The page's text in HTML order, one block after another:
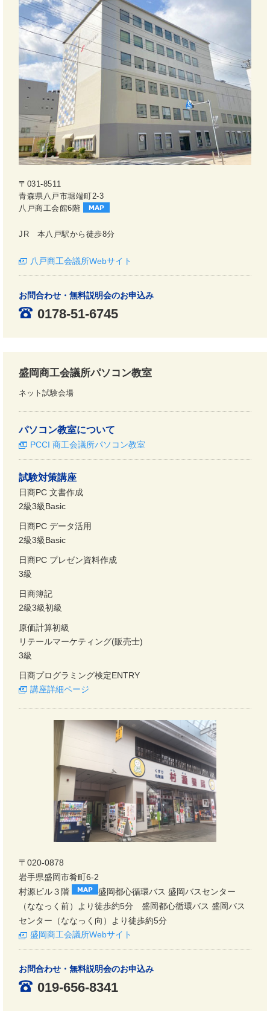
〒031-8511
青森県八戸市堀端町2-3
八戸商工会館6階
JR 本八戸駅から徒歩8分
八戸商工会議所Webサイト
お問合わせ・無料説明会のお申込み
0178-51-6745
盛岡商工会議所パソコン教室
ネット試験会場
パソコン教室について
PCCI 商工会議所パソコン教室
試験対策講座
日商PC 文書作成
2級3級Basic
日商PC データ活用
2級3級Basic
日商PC プレゼン資料作成
3級
日商簿記
2級3級初級
原価計算初級
リテールマーケティング(販売士)
3級
日商プログラミング検定ENTRY
講座詳細ページ
〒020-0878
岩手県盛岡市肴町6-2
村源ビル３階
盛岡都心循環バス 盛岡バスセンター
（ななっく前）より徒歩約5分 盛岡都心循環バス 盛岡バス
センター（ななっく向）より徒歩約5分
盛岡商工会議所Webサイト
お問合わせ・無料説明会のお申込み
019-656-8341